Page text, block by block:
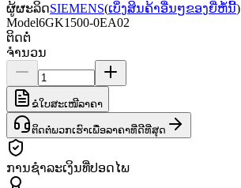
ຜູ້ຜະລິດSIEMENS(ເບິ່ງສິນຄ້າອື່ນໆຂອງຍີ່ຫໍ້ນີ້)
Model6GK1500-0EA02
ຕິດຕໍ່
ຈຳນວນ
ຂໍໃບສະເໜີລາຄາ
ຕິດຕໍ່ພວກເຮົາເພື່ອລາຄາທີ່ດີທີ່ສຸດ
ການຊຳລະເງິນທີ່ປອດໄພ